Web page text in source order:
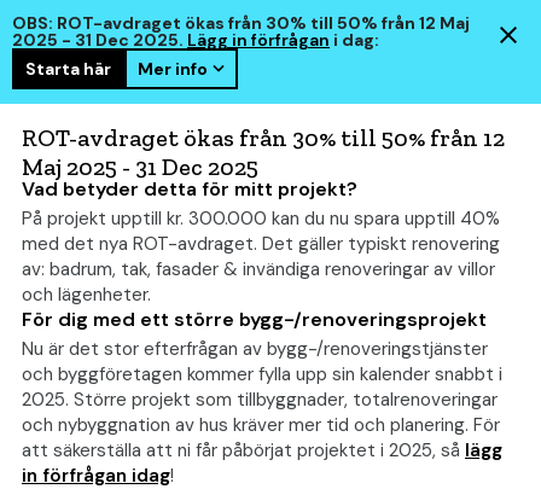
OBS: ROT-avdraget ökas från 30% till 50% från 12 Maj
2025 - 31 Dec 2025. Lägg in förfrågan i dag:
Starta här
Mer info
ROT-avdraget ökas från 30% till 50% från 12
Maj 2025 - 31 Dec 2025
Vad betyder detta för mitt projekt?
På projekt upptill kr. 300.000 kan du nu spara upptill 40%
med det nya ROT-avdraget. Det gäller typiskt renovering
av: badrum, tak, fasader & invändiga renoveringar av villor
och lägenheter.
För dig med ett större bygg-/renoveringsprojekt
Nu är det stor efterfrågan av bygg-/renoveringstjänster
och byggföretagen kommer fylla upp sin kalender snabbt i
2025. Större projekt som tillbyggnader, totalrenoveringar
och nybyggnation av hus kräver mer tid och planering. För
att säkerställa att ni får påbörjat projektet i 2025, så lägg
in förfrågan idag!
hemsmart
Bygga entré: Allt om
kostnad, bygglov och
tips (2026)